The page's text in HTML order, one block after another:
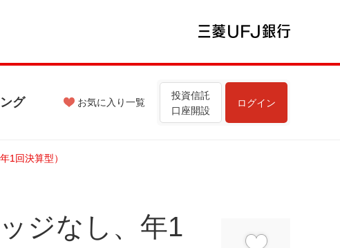
グ お気に入り一覧
投資信託
口座開設
ログイン
1回決算型）
ジなし、年1